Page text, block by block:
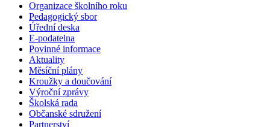
Organizace školního roku
Pedagogický sbor
Úřední deska
E-podatelna
Povinné informace
Aktuality
Měsíční plány
Kroužky a doučování
Výroční zprávy
Školská rada
Občanské sdružení
Partnerství